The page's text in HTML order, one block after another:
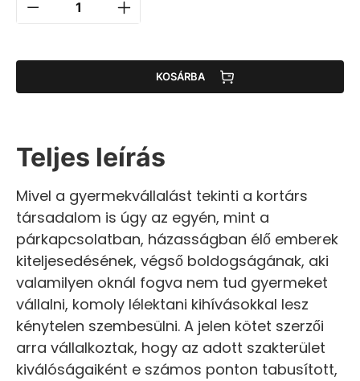
KOSÁRBA
Teljes leírás
Mivel a gyermekvállalást tekinti a kortárs
társadalom is úgy az egyén, mint a
párkapcsolatban, házasságban élő emberek
kiteljesedésének, végső boldogságának, aki
valamilyen oknál fogva nem tud gyermeket
vállalni, komoly lélektani kihívásokkal lesz
kénytelen szembesülni. A jelen kötet szerzői
arra vállalkoztak, hogy az adott szakterület
kiválóságaiként e számos ponton tabusított,